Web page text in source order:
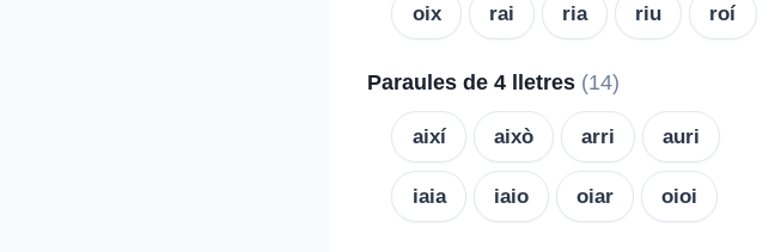
oix rai ria riu roí
Paraules de 4 lletres (14)
així això arri auri
iaia iaio oiar oioi